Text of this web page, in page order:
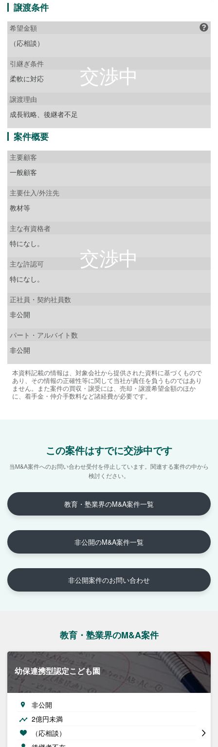
譲渡条件
希望金額
（応相談）
引継ぎ条件
柔軟に対応
譲渡理由
成長戦略、後継者不足
案件概要
主要顧客
一般顧客
主要仕入/外注先
教材等
主な有資格者
特になし。
主な許認可
特になし。
正社員・契約社員数
非公開
パート・アルバイト数
非公開
本資料記載の情報は、対象会社から提供された資料に基づくもので
あり、その情報の正確性等に関して当社が責任を負うものではあり
ません。また案件の買収・譲受には、売却・譲渡希望金額のほか
に、着手金・仲介手数料など諸経費が必要です。
この案件はすでに交渉中です
当M&A案件へのお問い合わせ受付を停止しています。 関連する案件の中から
検討ください。
教育・塾業界のM&A案件一覧
非公開のM&A案件一覧
非公開案件のお問い合わせ
教育・塾業界のM&A案件
幼保連携型認定こども園
非公開
2億円未満
（応相談）